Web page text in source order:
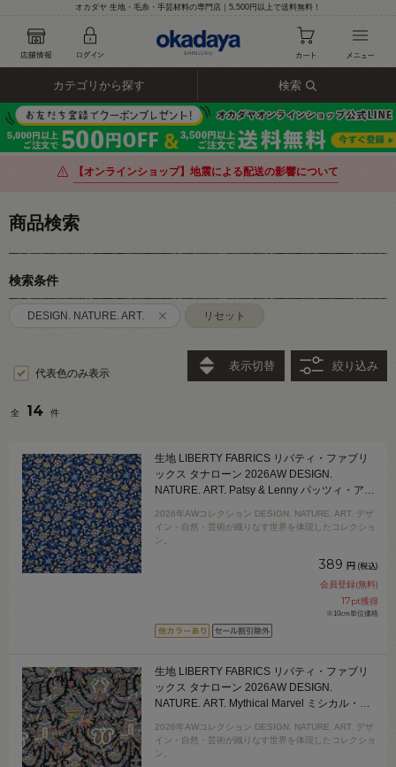
オカダヤ 生地・毛糸・手芸材料の専門店｜5,500円以上で送料無料！
カテゴリから探す 検索
【オンラインショップ】地震による配送の影響について
商品検索
検索条件
DESIGN. NATURE. ART. リセット
代表色のみ表示
表示切替 絞り込み
全 14 件
生地 LIBERTY FABRICS リバティ・ファブリ
ックス タナローン 2026AW DESIGN.
NATURE. ART. Patsy & Lenny パッツィ・アン
09Ac04j
2026年AWコレクション DESIGN. NATURE. ART. デザ
イン・自然・芸術が織りなす世界を体現したコレクショ
ン。
389 円 (税込)
会員登録(無料)
17pt獲得
※10cm単位価格
生地 LIBERTY FABRICS リバティ・ファブリ
ックス タナローン 2026AW DESIGN.
NATURE. ART. Mythical Marvel ミシカル・マ
09Ac04j
2026年AWコレクション DESIGN. NATURE. ART. デザ
イン・自然・芸術が織りなす世界を体現したコレクショ
ン。